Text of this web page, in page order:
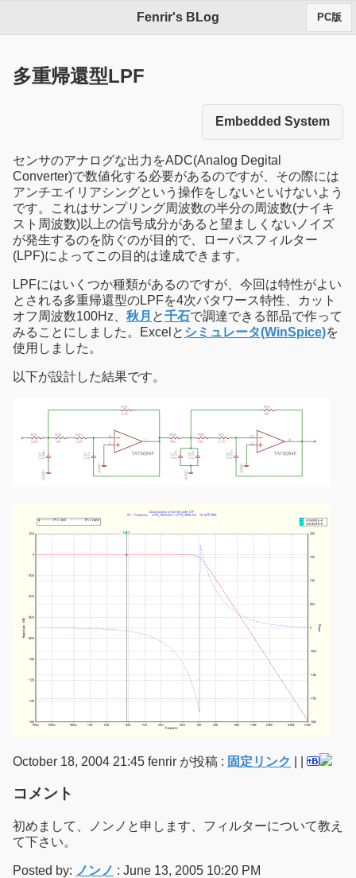
Fenrir's BLog PC版
多重帰還型LPF
Embedded System
センサのアナログな出力をADC(Analog Degital
Converter)で数値化する必要があるのですが、その際には
アンチエイリアシングという操作をしないといけないよう
です。これはサンプリング周波数の半分の周波数(ナイキ
スト周波数)以上の信号成分があると望ましくないノイズ
が発生するのを防ぐのが目的で、ローパスフィルター
(LPF)によってこの目的は達成できます。
LPFにはいくつか種類があるのですが、今回は特性がよい
とされる多重帰還型のLPFを4次バタワース特性、カット
オフ周波数100Hz、 秋月 と千石で調達できる部品で作って
みることにしました。Excelと シミュレータ(WinSpice)を
使用しました。
以下が設計した結果です。
October 18, 2004 21:45 fenrir が投稿 : 固定リンク
コメント
初めまして、ノンノと申します、フィルターについて教え
て下さい。
Posted by: ノンノ : June 13, 2005 10:20 PM